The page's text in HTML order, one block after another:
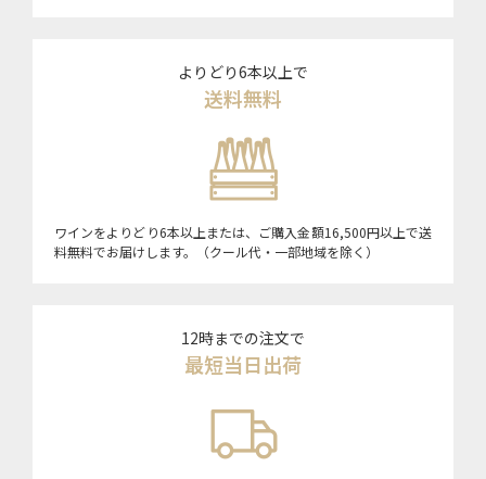
よりどり6本以上で
送料無料
ワインをよりどり6本以上または、ご購入金額16,500円以上で送
料無料でお届けします。（クール代・一部地域を除く）
12時までの注文で
最短当日出荷